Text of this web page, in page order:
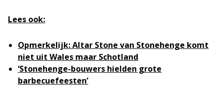
Lees ook:
Opmerkelijk: Altar Stone van Stonehenge komt
niet uit Wales maar Schotland
‘Stonehenge-bouwers hielden grote
barbecuefeesten’